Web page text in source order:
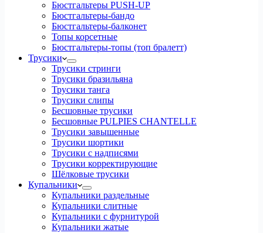
Бюстгальтеры PUSH-UP
Бюстгальтеры-бандо
Бюстгальтеры-балконет
Топы корсетные
Бюстгальтеры-топы (топ бралетт)
Трусики
Трусики стринги
Трусики бразильяна
Трусики танга
Трусики слипы
Бесшовные трусики
Бесшовные PULPIES CHANTELLE
Трусики завышенные
Трусики шортики
Трусики с надписями
Трусики корректирующие
Шёлковые трусики
Купальники
Купальники раздельные
Купальники слитные
Купальники с фурнитурой
Купальники жатые